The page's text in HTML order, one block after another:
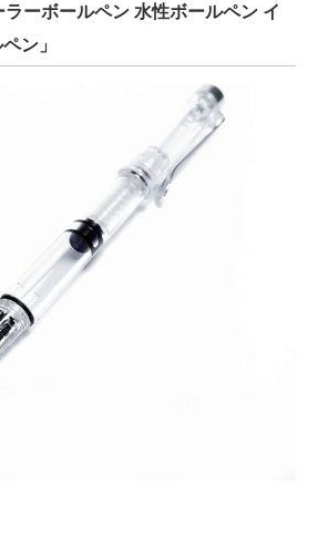
ーボールペン 水性ボールペン イ
ン」